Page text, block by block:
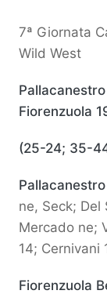
7ª Giornata
Wild West
Fiorenzuola
(25-24; 35-
ne, Seck; Del
Mercado ne;
14; Cernivani
Fiorenzuola